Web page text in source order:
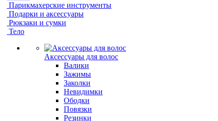
Парикмахерские инструменты
Подарки и аксессуары
Рюкзаки и сумки
Тело
Аксессуары для волос
Валики
Зажимы
Заколки
Невидимки
Ободки
Повязки
Резинки